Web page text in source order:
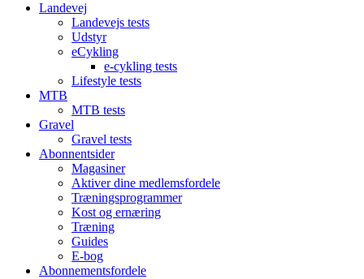
Landevej
Landevejs tests
Udstyr
eCykling
e-cykling tests
Lifestyle tests
MTB
MTB tests
Gravel
Gravel tests
Abonnentsider
Magasiner
Aktiver dine medlemsfordele
Træningsprogrammer
Kost og ernæring
Træning
Guides
E-bog
Abonnementsfordele